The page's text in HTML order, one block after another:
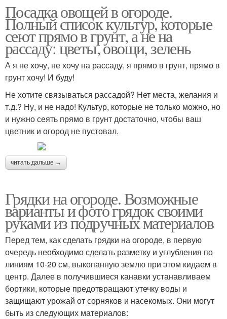
Посадка овощей в огороде.
Полный список культур, которые
сеют прямо в грунт, а не на
рассаду: цветы, овощи, зелень
А я не хочу, не хочу на рассаду, я прямо в грунт, прямо в
грунт хочу! И буду!
Не хотите связываться рассадой? Нет места, желания и
т.д.? Ну, и не надо! Культур, которые не только можно, но
и нужно сеять прямо в грунт достаточно, чтобы ваш
цветник и огород не пустовал.
читать дальше →
Грядки на огороде. Возможные
варианты и фото грядок своими
руками из подручных материалов
Перед тем, как сделать грядки на огороде, в первую
очередь необходимо сделать разметку и углубления по
линиям 10-20 см, выкопанную землю при этом кидаем в
центр. Далее в получившиеся канавки устанавливаем
бортики, которые предотвращают утечку воды и
защищают урожай от сорняков и насекомых. Они могут
быть из следующих материалов: